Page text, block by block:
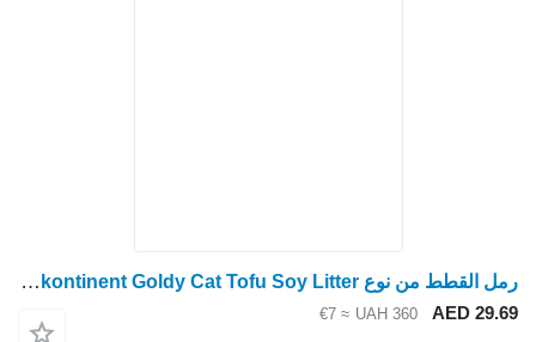
رمل القطط من نوع Zoovetkontinent Goldy Cat Tofu Soy Litter
AED
UAH 360
≈ €7